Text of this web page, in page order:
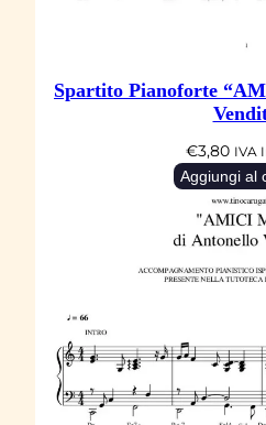
Spartito Pianoforte
€3,80 IVA
Aggiungi al